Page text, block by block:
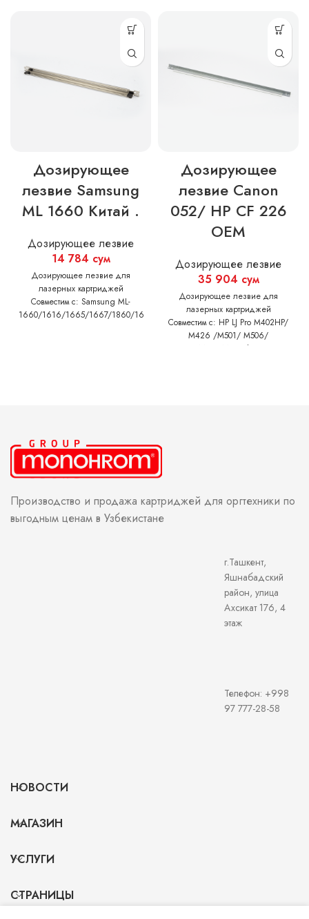
Дозирующее
лезвие Samsung
ML 1660 Китай .
Дозирующее лезвие
14 784 сум
Дозирующее лезвие для
лазерных картриджей
Совместим с: Samsung ML-
1660/1616/1665/1667/1860/1670/1675
Дозирующее
лезвие Canon
052/ HP CF 226
OEM
Дозирующее лезвие
35 904 сум
Дозирующее лезвие для
лазерных картриджей
Совместим с: HP LJ Pro M402HP/
M426 /M501/ M506/
M527/M426dw/
Производство и продажа картриджей для оргтехники по
выгодным ценам в Узбекистане
г.Ташкент,
Яшнабадский
район, улица
Ахсикат 176, 4
этаж
Телефон: +998
97 777-28-58
НОВОСТИ
МАГАЗИН
УСЛУГИ
СТРАНИЦЫ